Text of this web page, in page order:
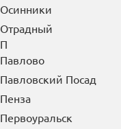
Осинники
Отрадный
П
Павлово
Павловский Посад
Пенза
Первоуральск